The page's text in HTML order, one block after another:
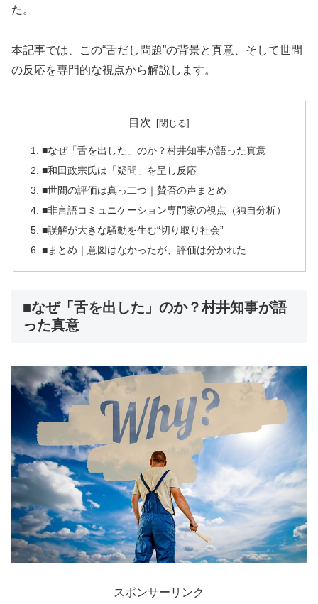
た。
本記事では、この“舌だし問題”の背景と真意、そして世間
の反応を専門的な視点から解説します。
目次
■なぜ「舌を出した」のか？村井知事が語った真意
■和田政宗氏は「疑問」を呈し反応
■世間の評価は真っ二つ｜賛否の声まとめ
■非言語コミュニケーション専門家の視点（独自分析）
■誤解が大きな騒動を生む“切り取り社会”
■まとめ｜意図はなかったが、評価は分かれた
■なぜ「舌を出した」のか？村井知事が語
った真意
スポンサーリンク